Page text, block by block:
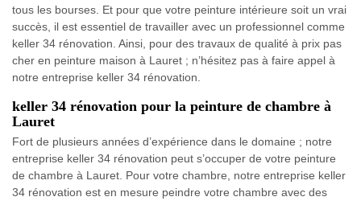
tous les bourses. Et pour que votre peinture intérieure soit un vrai
succès, il est essentiel de travailler avec un professionnel comme
keller 34 rénovation. Ainsi, pour des travaux de qualité à prix pas
cher en peinture maison à Lauret ; n’hésitez pas à faire appel à
notre entreprise keller 34 rénovation.
keller 34 rénovation pour la peinture de chambre à
Lauret
Fort de plusieurs années d’expérience dans le domaine ; notre
entreprise keller 34 rénovation peut s’occuper de votre peinture
de chambre à Lauret. Pour votre chambre, notre entreprise keller
34 rénovation est en mesure peindre votre chambre avec des